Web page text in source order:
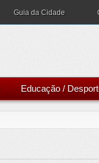
Guia da Cidade
Educação /